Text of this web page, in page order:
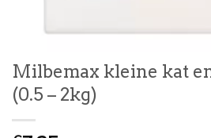
Milbemax kleine kat
(0.5 – 2kg)